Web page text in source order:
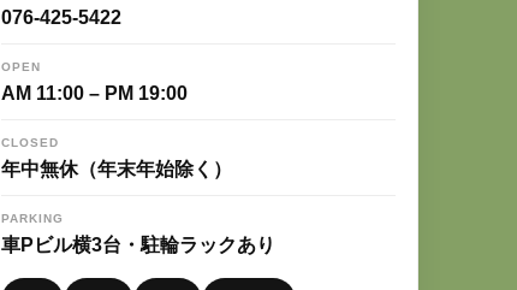
076-425-5422
OPEN
AM 11:00 – PM 19:00
CLOSED
年中無休（年末年始除く）
PARKING
車Pビル横3台・駐輪ラックあり